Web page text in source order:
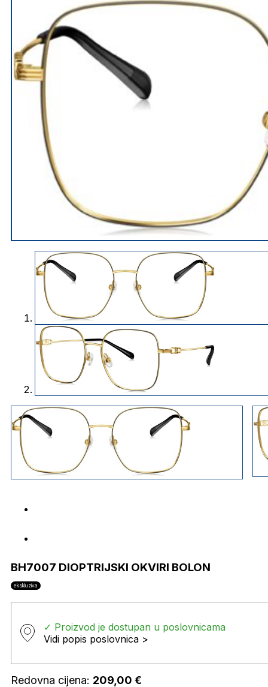
BH7007 DIOPTRIJSKI OKVIRI BOLON
ekskluziva
✓ Proizvod je dostupan u poslovnicama
Vidi popis poslovnica >
Redovna cijena: 209,00 €